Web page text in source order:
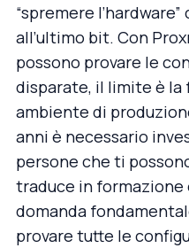
“spremere
all’ultimo bit. Con
possono provare le
disparate, il limite è la
ambiente di
anni è necessario
persone che ti
traduce in formazione
domanda
provare tutte le